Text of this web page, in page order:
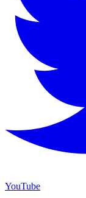
YouTube